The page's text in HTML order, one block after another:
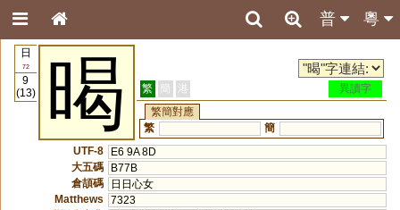
粵
普
日
72
9
(13)
暍 繁 簡 港
異讀字
繁簡對應
繁
簡
UTF-8
E6 9A 8D
大五碼
B77B
倉頡碼
日日心女
Matthews
7323